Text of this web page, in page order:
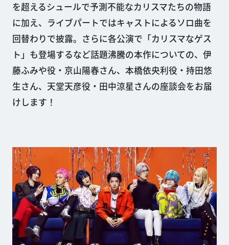
を超えるシュールで予測不能なカリスマたちの物語
に加え、ライブパートではキャストによるソロ曲を
回替わりで披露。さらに各公演で「カリスマなゲス
ト」も登場するなど話題沸騰の本作についての、伊
藤ふみや役・京山陽春さん、本橋依央利役・持田悠
生さん、天堂天彦役・田中涼星さんの座談会をお届
けします！